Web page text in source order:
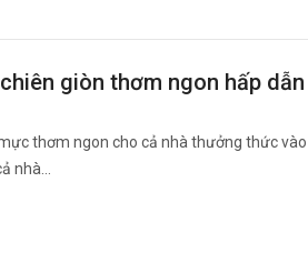
giòn thơm ngon hấp dẫn
thơm ngon cho cả nhà thưởng thức vào
nhà…